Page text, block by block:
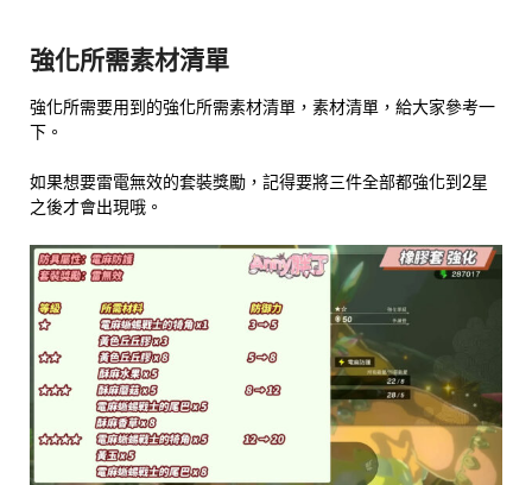
強化所需素材清單
強化所需要用到的強化所需素材清單，素材清單，給大家參考一
下。
如果想要雷電無效的套裝獎勵，記得要將三件全部都強化到2星
之後才會出現哦。